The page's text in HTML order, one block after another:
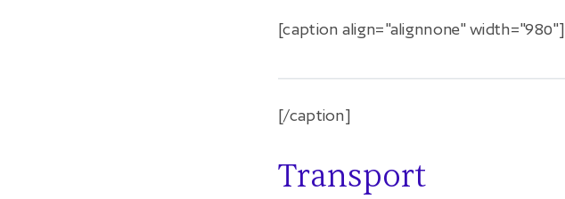
[caption align="alignnone" width="980"]
[/caption]
Transport